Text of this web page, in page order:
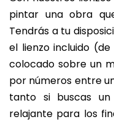
pintar una obra
Tendrás a tu
el lienzo incluido
colocado sobre un
por números entre
tanto si buscas
relajante para los
producto
es
de
0,0
sobre
5
estrellas.